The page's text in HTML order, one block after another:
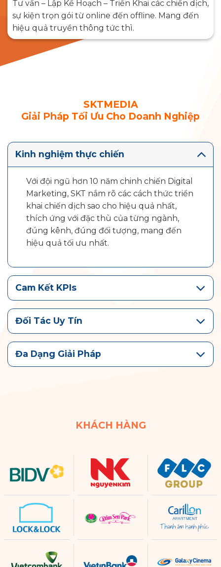
Tư vấn – Lập Kế Hoạch – Triển Khai các chiến dịch,
sự kiện trọn gói từ online đến offline. Mang đến
hiệu quả truyền thông tức thì.
SKTMEDIA
Giải Pháp Tối Ưu Cho Doanh Nghiệp
Kinh nghiệm thực chiến
Với đội ngũ hơn 10 năm chinh chiến Digital
Marketing, SKT nắm rõ các cách thức triển
khai chiến dịch sao cho hiệu quả nhất,
thích ứng với đặc thù của từng ngành,
đúng kênh, đúng đối tượng, mang đến
hiệu quả tối ưu nhất.
Cam Kết KPIs
Đối Tác Uy Tín
Đa Dạng Giải Pháp
KHÁCH HÀNG